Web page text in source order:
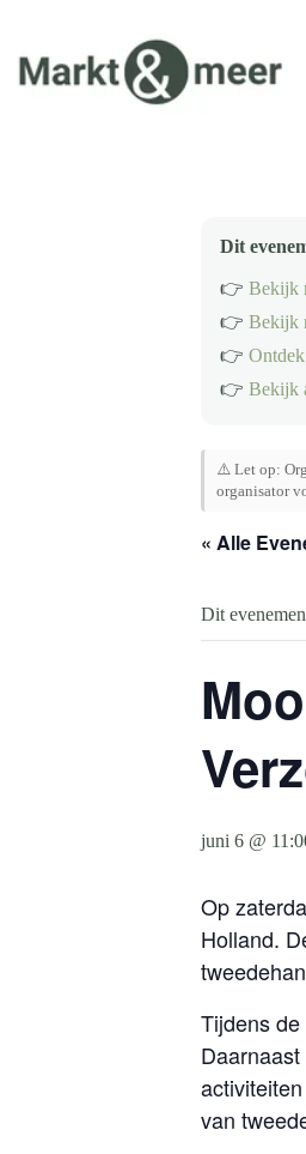
inhoud
Dit
👉 Bekijk
👉 Bekijk
👉
👉 Bekijk
⚠️ Let op:
organisator
« Alle
Dit
juni 6 @
Op
Holland.
Tijdens
van